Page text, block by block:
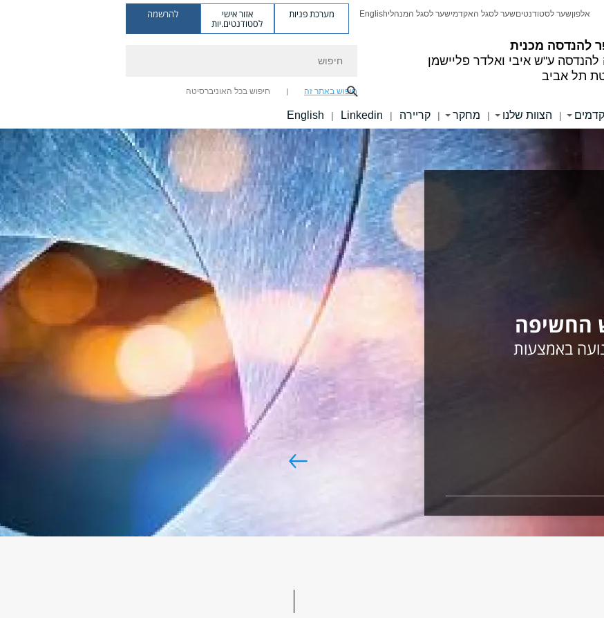
להנדסה מכנית
להנדסה ע"ש איבי ואלדר פליישמן
תל אביב
אלפוןשער לסטודנטיםשער לסגל האקדמישער לסגל המנהליEnglish מערכת פניות אזור אישי
לסטודנטים.יות
להרשמה
חיפוש באתר זה חיפוש בכל האוניברסיטה
| הצוות שלנו | מחקר | קריירה |
Linkedin
|
English
החשיפה
באמצעות